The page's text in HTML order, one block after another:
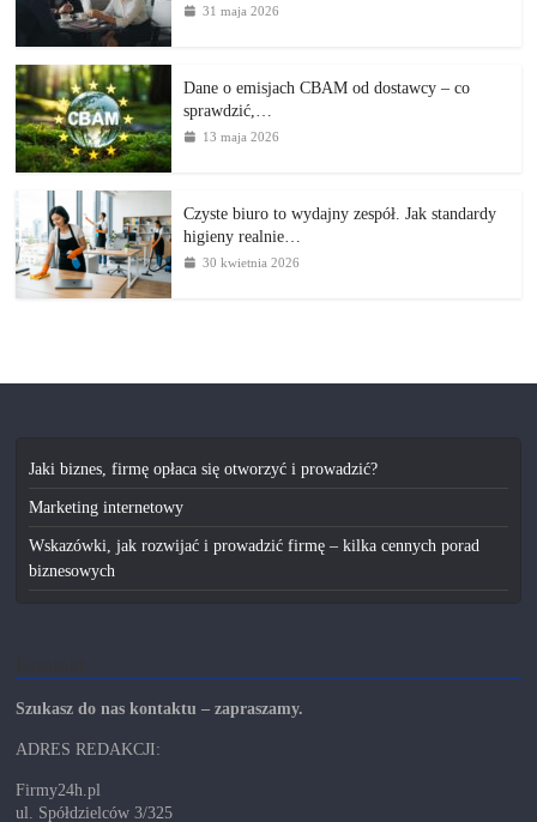
31 maja 2026
Dane o emisjach CBAM od dostawcy – co
sprawdzić,…
13 maja 2026
Czyste biuro to wydajny zespół. Jak standardy
higieny realnie…
30 kwietnia 2026
Jaki biznes, firmę opłaca się otworzyć i prowadzić?
Marketing internetowy
Wskazówki, jak rozwijać i prowadzić firmę – kilka cennych porad
biznesowych
Szukasz do nas kontaktu – zapraszamy.
ADRES REDAKCJI:
Firmy24h.pl
ul. Spółdzielców 3/325